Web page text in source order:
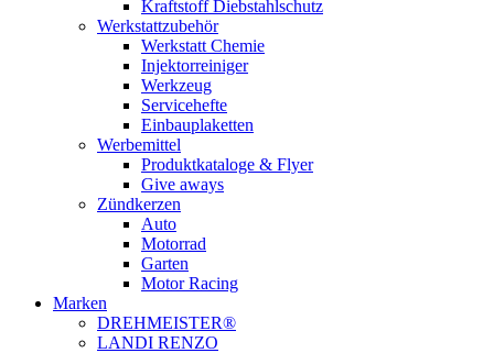
Kraftstoff Diebstahlschutz
Werkstattzubehör
Werkstatt Chemie
Injektorreiniger
Werkzeug
Servicehefte
Einbauplaketten
Werbemittel
Produktkataloge & Flyer
Give aways
Zündkerzen
Auto
Motorrad
Garten
Motor Racing
Marken
DREHMEISTER®
LANDI RENZO